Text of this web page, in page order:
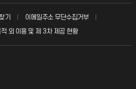
기
이메일주소 무단수집거부
적 외 이용 및 제 3차 제공 현황